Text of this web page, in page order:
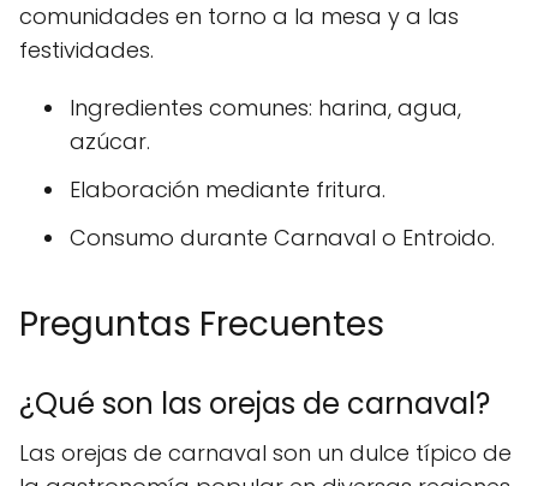
comunidades en torno a la mesa y a las
festividades.
Ingredientes comunes: harina, agua,
azúcar.
Elaboración mediante fritura.
Consumo durante Carnaval o Entroido.
Preguntas Frecuentes
¿Qué son las orejas de carnaval?
Las orejas de carnaval son un dulce típico de